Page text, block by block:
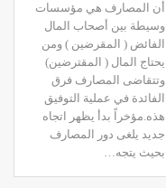
أن المصارف هي مؤسسات
وسيطة بين أصحاب المال
الفائض ( المقرضين ) ومن
يحتاج المال ( المقترضين)
وتتقاضى المصارف فرق
الفائدة في عملية التوفيق
هذه.مؤخراً بدأ يظهر اتجاه
جديد يلغى دور المصارف
بحيث يتجه…